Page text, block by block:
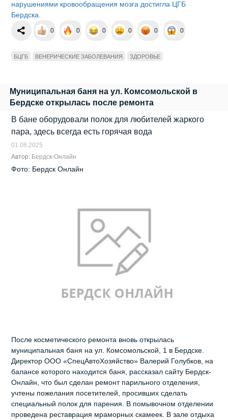
нарушениями кровообращения мозга достигла ЦГБ
Бердска.
0 0 0 0 0 0
БЦГБ ВЕНЕРИЧЕСКИЕ ЗАБОЛЕВАНИЯ ЗДОРОВЬЕ
Муниципальная баня на ул. Комсомольской в
Бердске открылась после ремонта
В бане оборудовали полок для любителей жаркого
пара, здесь всегда есть горячая вода
01.08.2025
Автор: Бердск-Онлайн
Фото: Бердск Онлайн
После косметического ремонта вновь открылась
муниципальная баня на ул. Комсомольской, 1 в Бердске.
Директор ООО «СпецАвтоХозяйство» Валерий Голубков, на
балансе которого находится баня, рассказал сайту Бердск-
Онлайн, что был сделан ремонт парильного отделения,
учтены пожелания посетителей, просивших сделать
специальный полок для парения. В помывочном отделении
проведена реставрация мраморных скамеек. В зале отдыха